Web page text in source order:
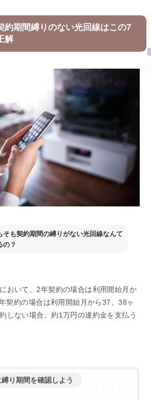
約期間縛りのない光回線はこの7
解
そも契約期間の縛りがない光回線なんて
の？
おいて、2年契約の場合は利用開始月か
契約の場合は利用開始月から37、38ヶ
しない場合、約1万円の違約金を支払う
り期間を確認しよう